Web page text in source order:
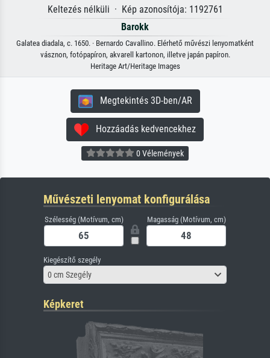
Keltezés nélküli · Kép azonosítója: 1192761
Barokk
Galatea diadala, c. 1650. · Bernardo Cavallino. Elérhető művészi lenyomatként
vásznon, fotópapíron, akvarell kartonon, illetve japán papíron.
Heritage Art/Heritage Images
Megtekintés 3D-ben/AR
Hozzáadás kedvencekhez
0 Vélemények
Művészeti lenyomat konfigurálása
Szélesség (Motívum, cm) Magasság (Motívum, cm)
Kiegészítő szegély
0 cm Szegély
Képkeret